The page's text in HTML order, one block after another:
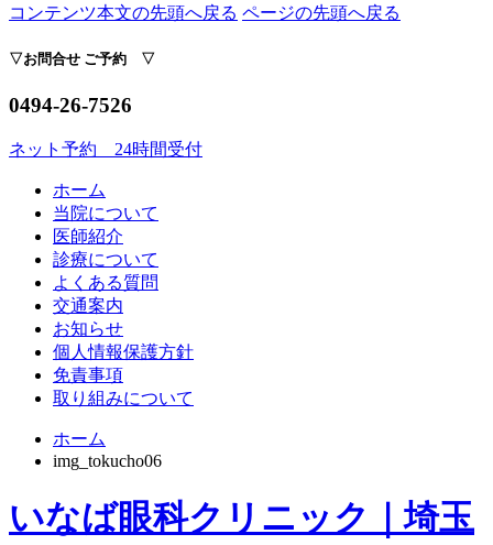
コンテンツ本文の先頭へ戻る ページの先頭へ戻る
▽お問合せ ご予約 ▽
0494-26-7526
ネット予約 24時間受付
ホーム
当院について
医師紹介
診療について
よくある質問
交通案内
お知らせ
個人情報保護方針
免責事項
取り組みについて
ホーム
img_tokucho06
いなば眼科クリニック｜埼玉